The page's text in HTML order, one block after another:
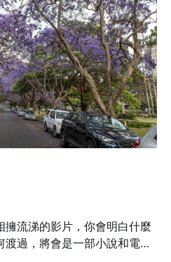
擁流涕的影片，你會明白什麼
過，將會是一部小說和電影